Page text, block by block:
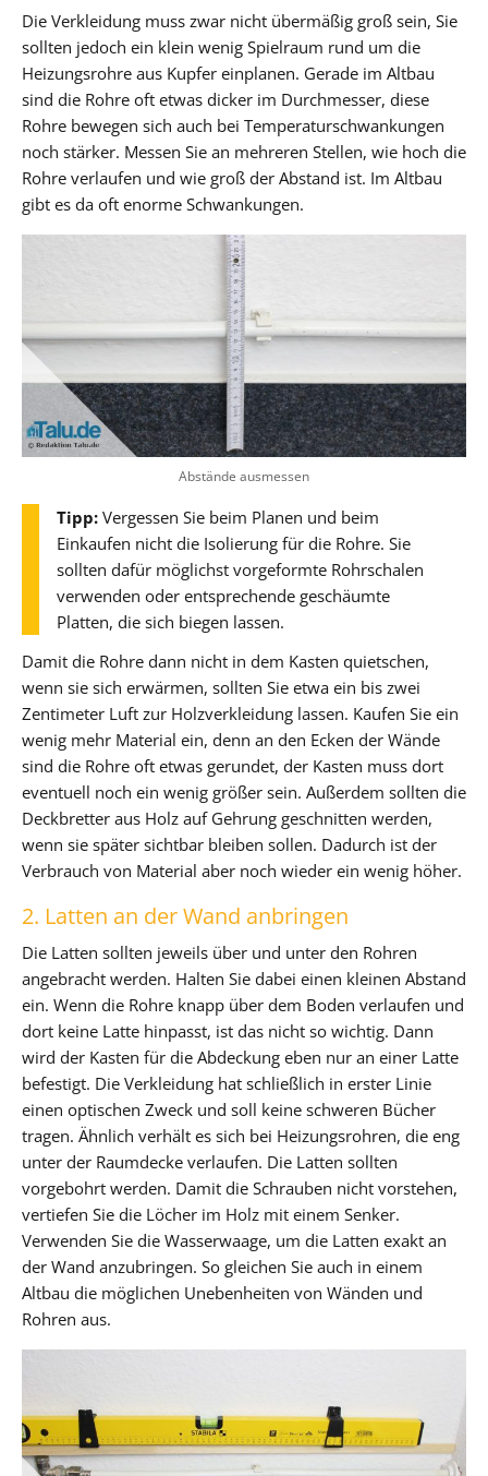
Die Verkleidung muss zwar nicht übermäßig groß sein, Sie
sollten jedoch ein klein wenig Spielraum rund um die
Heizungsrohre aus Kupfer einplanen. Gerade im Altbau
sind die Rohre oft etwas dicker im Durchmesser, diese
Rohre bewegen sich auch bei Temperaturschwankungen
noch stärker. Messen Sie an mehreren Stellen, wie hoch die
Rohre verlaufen und wie groß der Abstand ist. Im Altbau
gibt es da oft enorme Schwankungen.
Abstände ausmessen
Tipp: Vergessen Sie beim Planen und beim
Einkaufen nicht die Isolierung für die Rohre. Sie
sollten dafür möglichst vorgeformte Rohrschalen
verwenden oder entsprechende geschäumte
Platten, die sich biegen lassen.
Damit die Rohre dann nicht in dem Kasten quietschen,
wenn sie sich erwärmen, sollten Sie etwa ein bis zwei
Zentimeter Luft zur Holzverkleidung lassen. Kaufen Sie ein
wenig mehr Material ein, denn an den Ecken der Wände
sind die Rohre oft etwas gerundet, der Kasten muss dort
eventuell noch ein wenig größer sein. Außerdem sollten die
Deckbretter aus Holz auf Gehrung geschnitten werden,
wenn sie später sichtbar bleiben sollen. Dadurch ist der
Verbrauch von Material aber noch wieder ein wenig höher.
2. Latten an der Wand anbringen
Die Latten sollten jeweils über und unter den Rohren
angebracht werden. Halten Sie dabei einen kleinen Abstand
ein. Wenn die Rohre knapp über dem Boden verlaufen und
dort keine Latte hinpasst, ist das nicht so wichtig. Dann
wird der Kasten für die Abdeckung eben nur an einer Latte
befestigt. Die Verkleidung hat schließlich in erster Linie
einen optischen Zweck und soll keine schweren Bücher
tragen. Ähnlich verhält es sich bei Heizungsrohren, die eng
unter der Raumdecke verlaufen. Die Latten sollten
vorgebohrt werden. Damit die Schrauben nicht vorstehen,
vertiefen Sie die Löcher im Holz mit einem Senker.
Verwenden Sie die Wasserwaage, um die Latten exakt an
der Wand anzubringen. So gleichen Sie auch in einem
Altbau die möglichen Unebenheiten von Wänden und
Rohren aus.